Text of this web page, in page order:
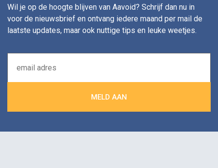
Wil je op de hoogte blijven van Aavoid? Schrijf dan nu in
voor de nieuwsbrief en ontvang iedere maand per mail de
laatste updates, maar ook nuttige tips en leuke weetjes.